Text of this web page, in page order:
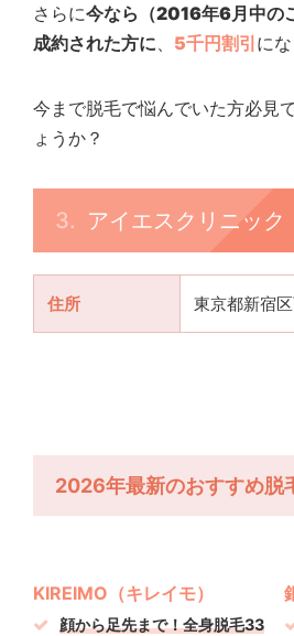
さらに今なら（2016年6月中の
成約された方に
5千円割引に
今まで脱毛で悩んでいた方必見
ょうか？
アイエスクリニッ
住所 東京都新宿
2026年最新のおすすめ脱
KIREIMO（キレイモ）
顔から足先まで！全身脱毛33